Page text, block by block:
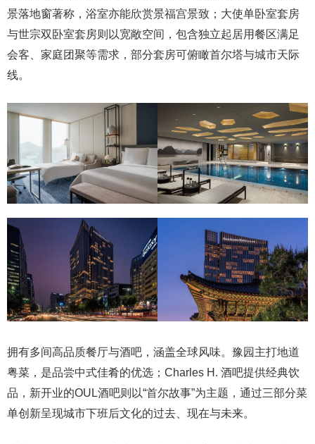
景落地窗著称，浴室亦能欣赏景福宫景致；大使单卧室套房
与世宗双卧室套房则以宽敞空间，包含独立起居用餐区满足
会客、家庭团聚等需求，部分套房可俯瞰首尔塔与城市天际
线。
拥有多间高品质餐厅与酒吧，涵盖全球风味。豫园主打地道
粤菜，是品尝中式佳肴的优选；Charles H. 酒吧提供经典饮
品，新开业的OUL酒吧则以“首尔故事”为主题，通过三部分菜
单创新呈现城市下班后文化的过去、现在与未来。